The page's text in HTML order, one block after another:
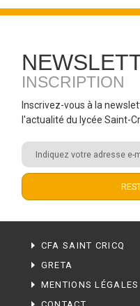
INSCRIPTION
Inscrivez-vous à la
l'actualité du lycée Saint-
CFA SAINT CRICQ
GRETA
MENTIONS LÉGALES